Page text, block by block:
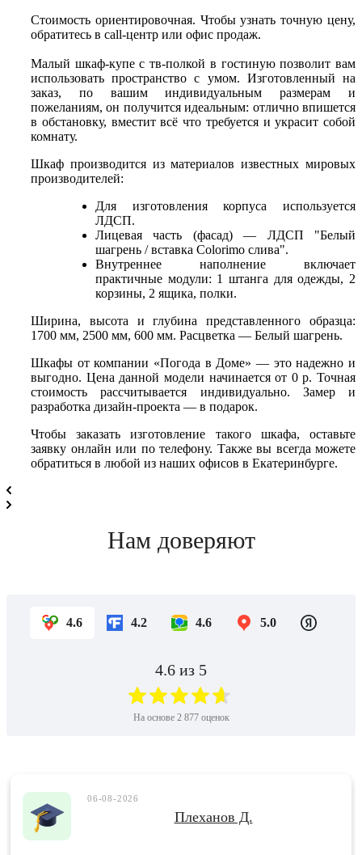
Стоимость ориентировочная. Чтобы узнать точную цену,
обратитесь в call-центр или офис продаж.
Малый шкаф-купе с тв-полкой в гостиную позволит вам
использовать пространство с умом. Изготовленный на
заказ, по вашим индивидуальным размерам и
пожеланиям, он получится идеальным: отлично впишется
в обстановку, вместит всё что требуется и украсит собой
комнату.
Шкаф производится из материалов известных мировых
производителей:
Для изготовления корпуса используется
ЛДСП.
Лицевая часть (фасад) — ЛДСП "Белый
шагрень / вставка Colorimo слива".
Внутреннее наполнение включает
практичные модули: 1 штанга для одежды, 2
корзины, 2 ящика, полки.
Ширина, высота и глубина представленного образца:
1700 мм, 2500 мм, 600 мм. Расцветка — Белый шагрень.
Шкафы от компании «Погода в Доме» — это надежно и
выгодно. Цена данной модели начинается от 0 р. Точная
стоимость рассчитывается индивидуально. Замер и
разработка дизайн-проекта — в подарок.
Чтобы заказать изготовление такого шкафа, оставьте
заявку онлайн или по телефону. Также вы всегда можете
обратиться в любой из наших офисов в Екатеринбурге.
Нам доверяют
4.6 4.2 4.6 5.0
4.6 из 5
На основе 2 877оценок
06-08-2026
Плеханов Д.